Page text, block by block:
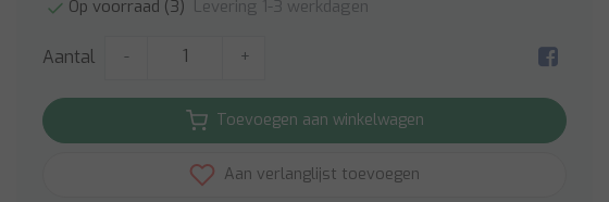
Op voorraad (3) Levering 1-3 werkdagen
Aantal - +
Toevoegen aan winkelwagen
Aan verlanglijst toevoegen